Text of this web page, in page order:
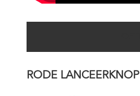
RODE LANCEERKNOP